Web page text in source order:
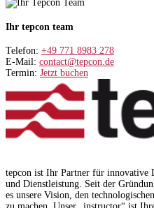
Ihr tepcon team
Telefon: +49 771 8983 278
E-Mail: contact@tepcon.de
Termin: Jetzt buchen
tepcon ist Ihr Partner für innovative
und Dienstleistung. Seit der
es unsere Vision, den